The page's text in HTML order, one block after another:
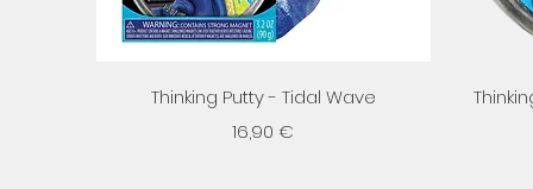
Aperçu rapide
Thinking Putty - Tidal Wave
Prix
16,90 €